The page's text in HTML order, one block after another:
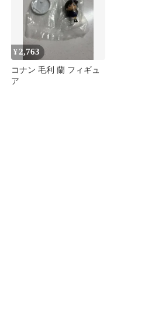
¥ 2,763
コナン 毛利 蘭 フィギュ
ア